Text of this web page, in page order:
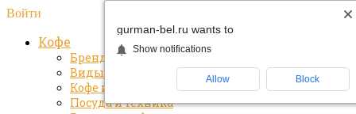
Войти
Кофе
Бренды кофе
Виды и сорта кофе
Кофе и здоровье
Посуда и техника
gurman-bel.ru wants to
Show notifications
Allow Block